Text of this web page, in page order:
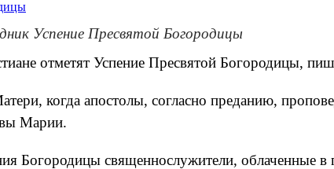
Успение Пресвятой Богородицы
отметят Успение Пресвятой Богородицы,
когда апостолы, согласно преданию,
Марии.
Богородицы священнослужители,